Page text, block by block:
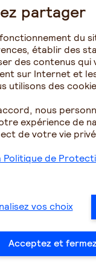
-(N°3246 - IDCC 1518)
de mes
de votre
collectives
partager
du
établir des
des contenus qui
sur Internet et
utilisons des
nous
expérience de
de votre vie
Politique de
vos choix
Acceptez et